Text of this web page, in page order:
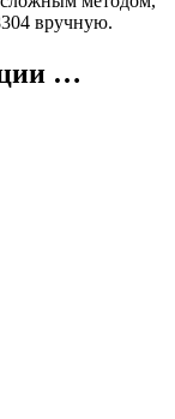
вручную.
…